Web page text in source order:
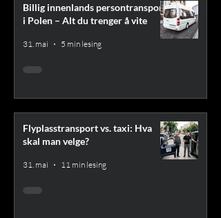
Billig innenlands persontransport
i Polen – Alt du trenger å vite
31. mai 5 min lesing
Flyplasstransport vs. taxi: Hva
skal man velge?
31. mai 11 min lesing